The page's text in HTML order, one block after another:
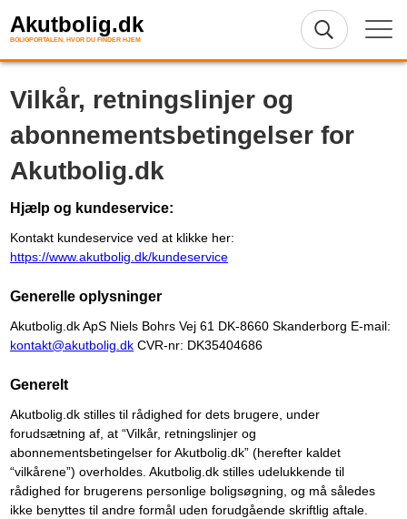
Akutbolig.dk
BOLIGPORTALEN, HVOR DU FINDER HJEM
Vilkår, retningslinjer og
abonnementsbetingelser for
Akutbolig.dk
Hjælp og kundeservice:
Kontakt kundeservice ved at klikke her:
https://www.akutbolig.dk/kundeservice
Generelle oplysninger
Akutbolig.dk ApS Niels Bohrs Vej 61 DK-8660 Skanderborg E-mail:
kontakt@akutbolig.dk CVR-nr: DK35404686
Generelt
Akutbolig.dk stilles til rådighed for dets brugere, under
forudsætning af, at “Vilkår, retningslinjer og
abonnementsbetingelser for Akutbolig.dk” (herefter kaldet
“vilkårene”) overholdes. Akutbolig.dk stilles udelukkende til
rådighed for brugerens personlige boligsøgning, og må således
ikke benyttes til andre formål uden forudgående skriftlig aftale.